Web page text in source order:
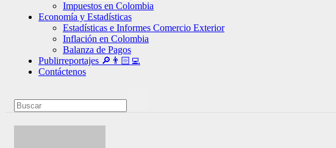
Impuestos en Colombia
Economía y Estadísticas
Estadísticas e Informes Comercio Exterior
Inflación en Colombia
Balanza de Pagos
Publirreportajes 🔎👨🏻‍💻
Contáctenos